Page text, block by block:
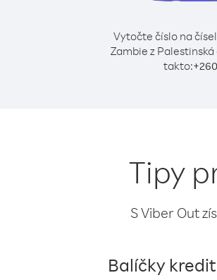
Vytočte číslo na
Zambie z
takto:+260
Tipy
S Viber Out
Balíčky